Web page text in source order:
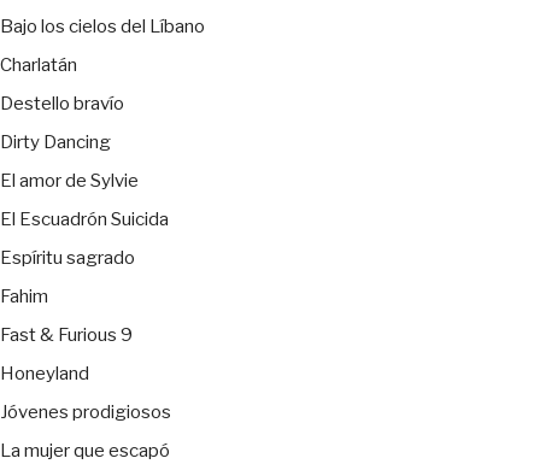
Bajo los cielos del Líbano
Charlatán
Destello bravío
Dirty Dancing
El amor de Sylvie
El Escuadrón Suicida
Espíritu sagrado
Fahim
Fast & Furious 9
Honeyland
Jóvenes prodigiosos
La mujer que escapó